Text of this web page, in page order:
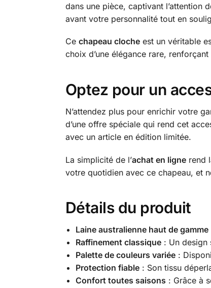
dans une pièce, captivant l’attention
avant votre personnalité tout en
Ce chapeau clocheest un véritable
choix d’une élégance rare,
Optez pour un
N’attendez plus pour enrichir votre
d’une offre spéciale qui rend cet
avec un article en édition limitée.
La simplicité de l’achat en lignerend
votre quotidien avec ce chapeau, et
Détails du produit
Laine australienne haut de gamme
Raffinement classique: Un design
Palette de couleurs variée:
Protection fiable: Son tissu
Confort toutes saisons : Grâce à